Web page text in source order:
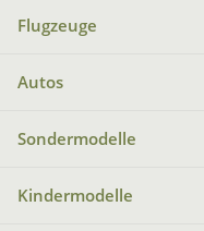
Flugzeuge
Autos
Sondermodelle
Kindermodelle